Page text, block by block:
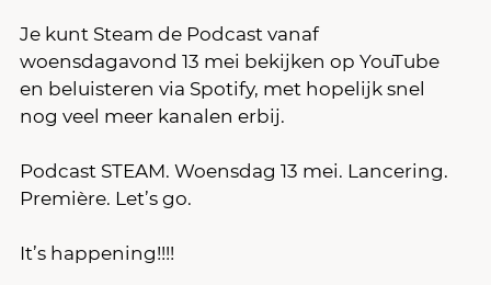
Je kunt Steam de Podcast vanaf
woensdagavond 13 mei bekijken op YouTube
en beluisteren via Spotify, met hopelijk snel
nog veel meer kanalen erbij.
Podcast STEAM. Woensdag 13 mei. Lancering.
Première. Let’s go.
It’s happening!!!!